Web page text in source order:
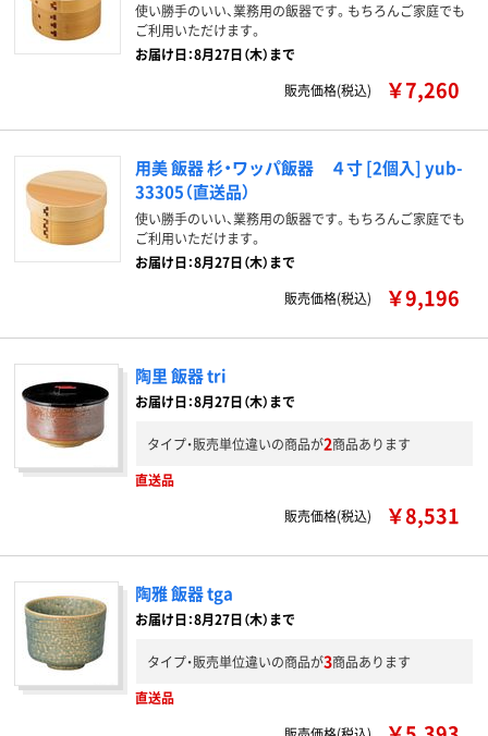
使い勝手のいい、業務用の飯器です。もちろんご家庭でも
ご利用いただけます。
お届け日：8月27日（木）まで
販売価格(税込)
￥7,260
用美 飯器 杉・ワッパ飯器 ４寸 [2個入] yub-
33305（直送品）
使い勝手のいい、業務用の飯器です。もちろんご家庭でも
ご利用いただけます。
お届け日：8月27日（木）まで
販売価格(税込)
￥9,196
陶里 飯器 tri
お届け日：8月27日（木）まで
タイプ・販売単位違いの商品が2商品あります
直送品
販売価格(税込)
￥8,531
陶雅 飯器 tga
お届け日：8月27日（木）まで
タイプ・販売単位違いの商品が3商品あります
直送品